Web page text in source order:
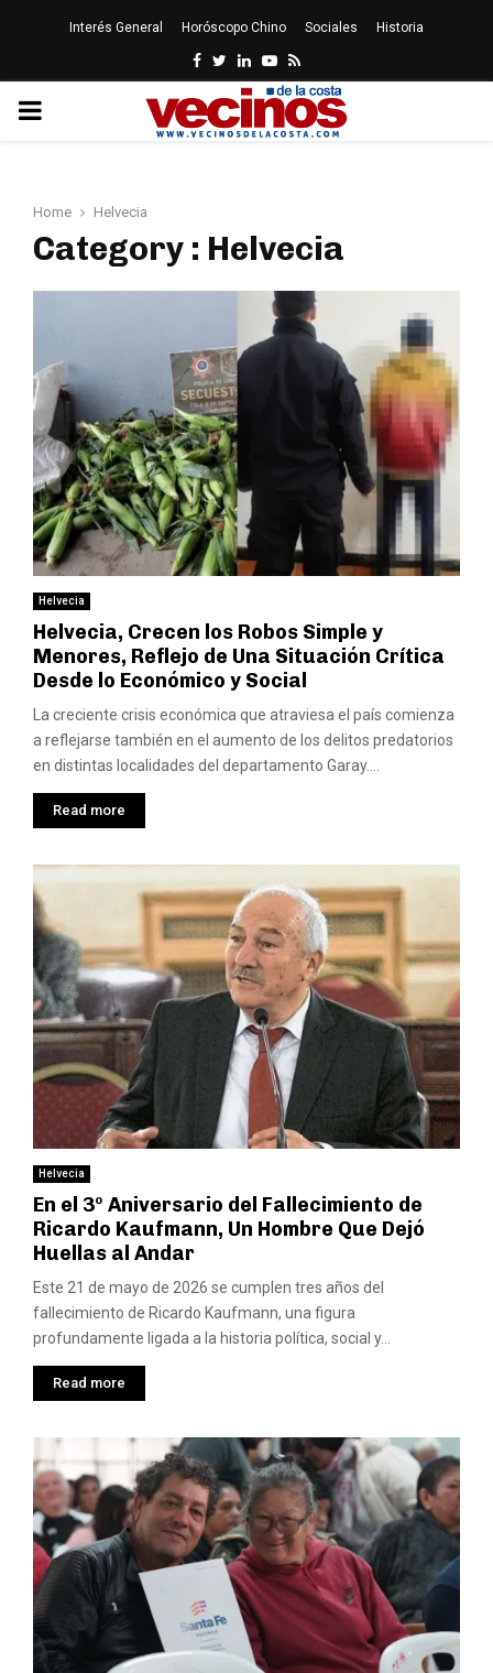
Interés General Horóscopo Chino Sociales Historia
Facebook
Twitter
LinkedinYoutube
Rss
PRIMARY
Home Helvecia
Category : Helvecia
Helvecia
Helvecia, Crecen los Robos Simple y
Menores, Reflejo de Una Situación Crítica
Desde lo Económico y Social
La creciente crisis económica que atraviesa el país comienza
a reflejarse también en el aumento de los delitos predatorios
en distintas localidades del departamento Garay....
Read more
Helvecia
En el 3º Aniversario del Fallecimiento de
Ricardo Kaufmann, Un Hombre Que Dejó
Huellas al Andar
Este 21 de mayo de 2026 se cumplen tres años del
fallecimiento de Ricardo Kaufmann, una figura
profundamente ligada a la historia política, social y...
Read more